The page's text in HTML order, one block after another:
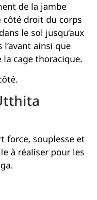
de la jambe
côté droit du corps
le sol jusqu’aux
ainsi que
la cage thoracique.
force, souplesse et
à réaliser pour les